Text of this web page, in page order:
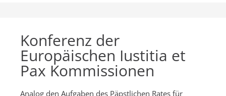
Konferenz der
Europäischen Iustitia et
Pax Kommissionen
Analog den Aufgaben des Päpstlichen Rates für